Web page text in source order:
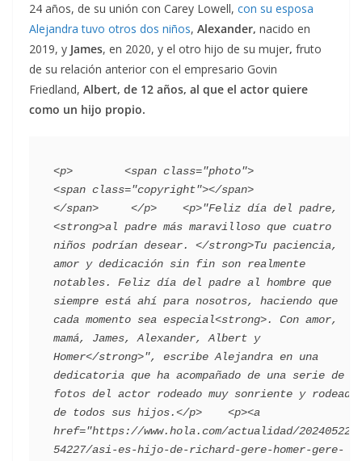
24 años, de su unión con Carey Lowell, con su esposa
Alejandra tuvo otros dos niños, Alexander, nacido en
2019, y James, en 2020, y el otro hijo de su mujer, fruto
de su relación anterior con el empresario Govin
Friedland, Albert, de 12 años, al que el actor quiere
como un hijo propio.
<p>        <span class="photo">
<span class="copyright"></span>
</span>     </p>    <p>"Feliz día del padre,
<strong>al padre más maravilloso que cuatro
niños podrían desear. </strong>Tu paciencia,
amor y dedicación sin fin son realmente
notables. Feliz día del padre al hombre que
siempre está ahí para nosotros, haciendo que
cada momento sea especial<strong>. Con amor,
mamá, James, Alexander, Albert y
Homer</strong>", escribe Alejandra en una
dedicatoria que ha acompañado de una serie de
fotos del actor rodeado muy sonriente y rodeado
de todos sus hijos.</p>    <p><a
href="https://www.hola.com/actualidad/202405222
54227/asi-es-hijo-de-richard-gere-homer-gere-